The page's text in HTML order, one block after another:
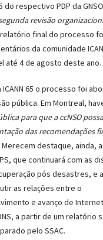
do respectivo PDP da
revisão
final do processo
da comunidade
até 4 de agosto deste ano.
ICANN 65 o processo foi
pública. Em Montreal,
para que a ccNSO
das recomendações
Merecem destaque, ainda,
que continuará com as
pós desastres, e
as relações entre o
e avanço de
a partir de um relatório
pelo SSAC.